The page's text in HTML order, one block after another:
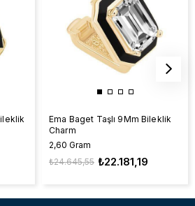
Ema Baget Taşlı 9Mm Bileklik
Charm
2,60 Gram
₺22.181,19
₺24.645,55